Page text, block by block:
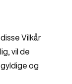
Vilkår
vil de
og